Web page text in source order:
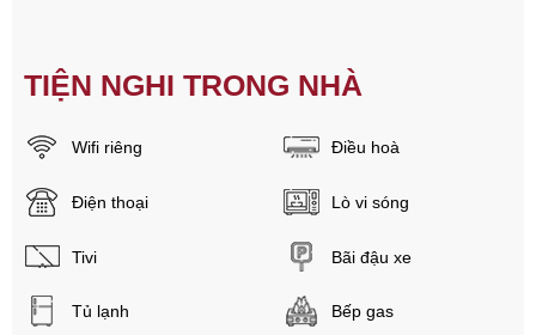
TIỆN NGHI TRONG NHÀ
Wifi riêng Điều hoà
Điện thoại Lò vi sóng
Tivi Bãi đậu xe
Tủ lạnh Bếp gas